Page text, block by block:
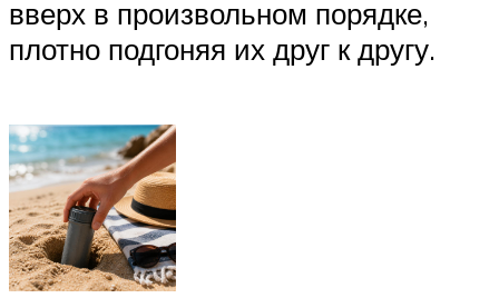
вверх в произвольном порядке,
плотно подгоняя их друг к другу.